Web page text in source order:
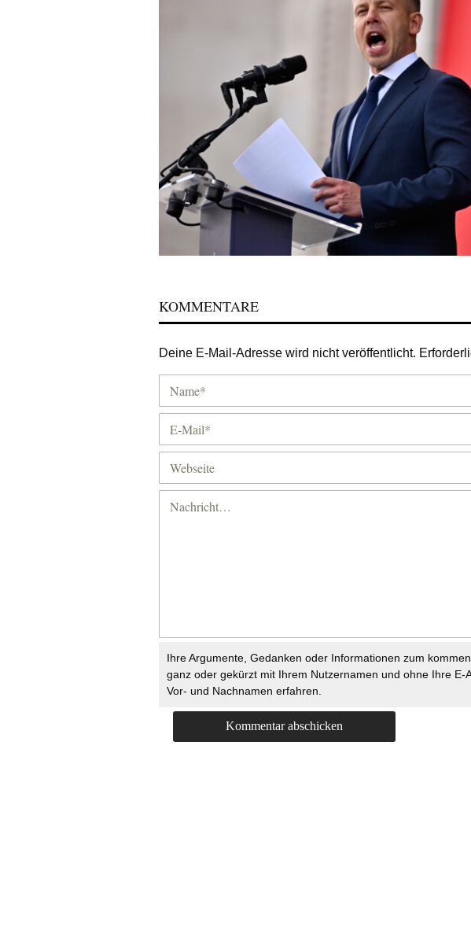
KOMMENTARE
Deine E-Mail-Adresse wird nicht veröffentlicht.
Ihre Argumente, Gedanken oder Informationen zum
ganz oder gekürzt mit Ihrem Nutzernamen und ohne Ihre E-
Vor- und Nachnamen erfahren.